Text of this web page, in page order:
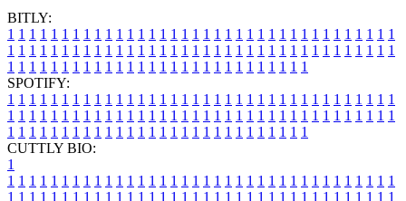
BITLY:
1 1 1 1 1 1 1 1 1 1 1 1 1 1 1 1 1 1 1 1 1 1 1 1 1 1 1 1 1 1 1 1 1 1 1 1
1 1 1 1 1 1 1 1 1 1 1 1 1 1 1 1 1 1 1 1 1 1 1 1 1 1 1 1 1 1 1 1 1 1 1 1
1 1 1 1 1 1 1 1 1 1 1 1 1 1 1 1 1 1 1 1 1 1 1 1 1 1 1 1
SPOTIFY:
1 1 1 1 1 1 1 1 1 1 1 1 1 1 1 1 1 1 1 1 1 1 1 1 1 1 1 1 1 1 1 1 1 1 1 1
1 1 1 1 1 1 1 1 1 1 1 1 1 1 1 1 1 1 1 1 1 1 1 1 1 1 1 1 1 1 1 1 1 1 1 1
1 1 1 1 1 1 1 1 1 1 1 1 1 1 1 1 1 1 1 1 1 1 1 1 1 1 1 1
CUTTLY BIO:
1
1 1 1 1 1 1 1 1 1 1 1 1 1 1 1 1 1 1 1 1 1 1 1 1 1 1 1 1 1 1 1 1 1 1 1 1
1 1 1 1 1 1 1 1 1 1 1 1 1 1 1 1 1 1 1 1 1 1 1 1 1 1 1 1 1 1 1 1 1 1 1 1